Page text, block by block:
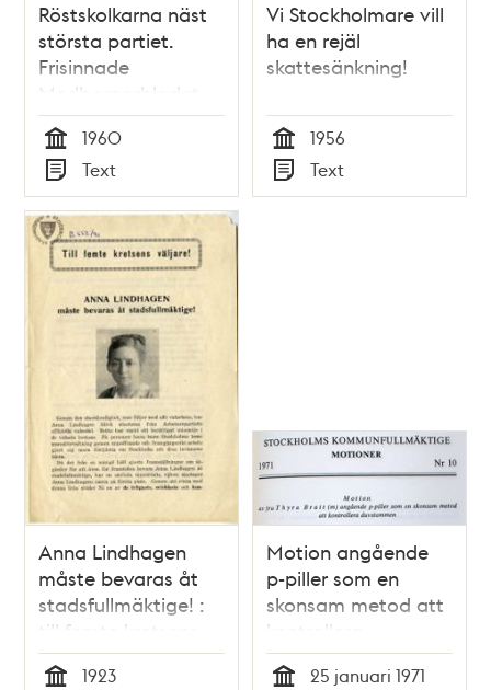
Röstskolkarna näst
största partiet.
Frisinnade
Medborgarbladet
1960
Tid
1960
Typ
Text
Vi Stockholmare vill
ha en rejäl
skattesänkning!
Tid
1956
Typ
Text
Anna Lindhagen
måste bevaras åt
stadsfullmäktige! :
till femte kretsens
väljare
1923
Motion angående
p-piller som en
skonsam metod att
kontrollera
duvstammen -
Stadsfullmäktige
25 januari 1971